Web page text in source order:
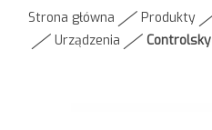
Strona główna Produkty
Urządzenia
Controlsky